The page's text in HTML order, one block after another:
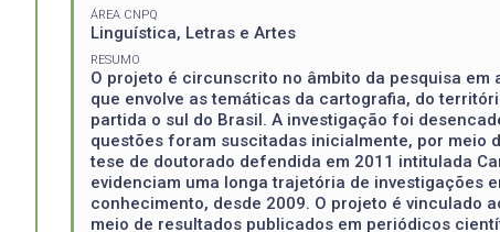
ÁREA CNPQ
Linguística, Letras e Artes
RESUMO
O projeto é circunscrito no âmbito da pesquisa
que envolve as temáticas da cartografia, do
partida o sul do Brasil. A investigação foi
questões foram suscitadas inicialmente, por meio
tese de doutorado defendida em 2011 intitulada
evidenciam uma longa trajetória de investigações
conhecimento, desde 2009. O projeto é vinculado
meio de resultados publicados em periódicos